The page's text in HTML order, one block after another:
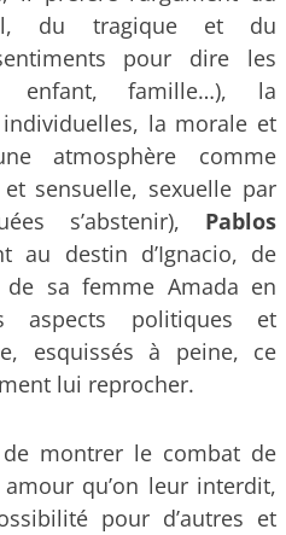
du tragique et du
pour dire les
enfant, famille…), la
la morale et
atmosphère comme
sensuelle, sexuelle par
s’abstenir), Pablos
au destin d’Ignacio, de
sa femme Amada en
aspects politiques et
esquissés à peine, ce
lui reprocher.
montrer le combat de
qu’on leur interdit,
pour d’autres et